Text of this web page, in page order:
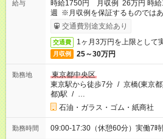
給与
時給1750円 月収例 26万円 時給
週 ※月収例を保証するものでは
ービス利用可（利用条件有）
交通費別途支給あり
交通費 1ヶ月3万円を上限として
月収例 25～30万円
勤務地
東京都中央区
東京駅から徒歩7分 / 京橋(東京
都)駅 / …
石油・ガラス・ゴム・紙商社
勤務時間 09:00-17:30（休憩60分）実働7時